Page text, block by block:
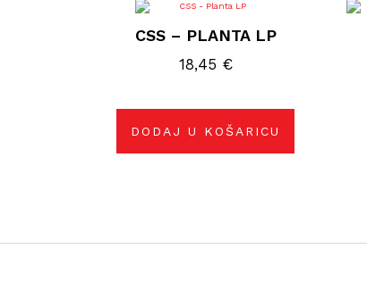
CSS – PLANTA LP
18,45 €
DODAJ U KOŠARICU